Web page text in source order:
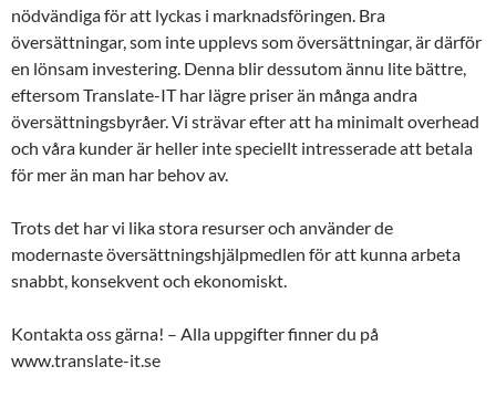
nödvändiga för att lyckas i marknadsföringen. Bra
översättningar, som inte upplevs som översättningar, är därför
en lönsam investering. Denna blir dessutom ännu lite bättre,
eftersom Translate-IT har lägre priser än många andra
översättningsbyråer. Vi strävar efter att ha minimalt overhead
och våra kunder är heller inte speciellt intresserade att betala
för mer än man har behov av.
Trots det har vi lika stora resurser och använder de
modernaste översättningshjälpmedlen för att kunna arbeta
snabbt, konsekvent och ekonomiskt.
Kontakta oss gärna! – Alla uppgifter finner du på
www.translate-it.se